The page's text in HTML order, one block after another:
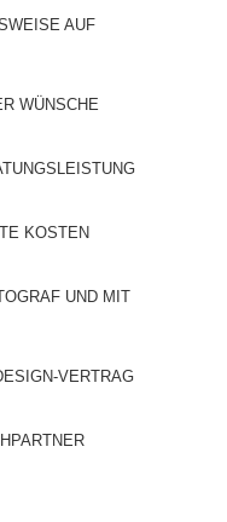
AUF
WÜNSCHE
KOSTEN
UND MIT
VERTRAG